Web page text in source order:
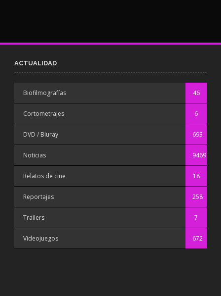
ACTUALIDAD
Biofilmografías 46
Cortometrajes 6
DVD / Bluray 693
Noticias 9469
Relatos de cine 18
Reportajes 258
Trailers 7
Videojuegos 672